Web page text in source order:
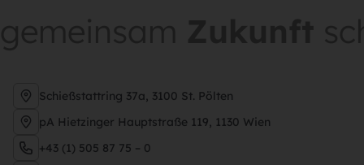
Schießstattring 37a, 3100 St. Pölten
pA Hietzinger Hauptstraße 119, 1130 Wien
+43 (1) 505 87 75 – 0